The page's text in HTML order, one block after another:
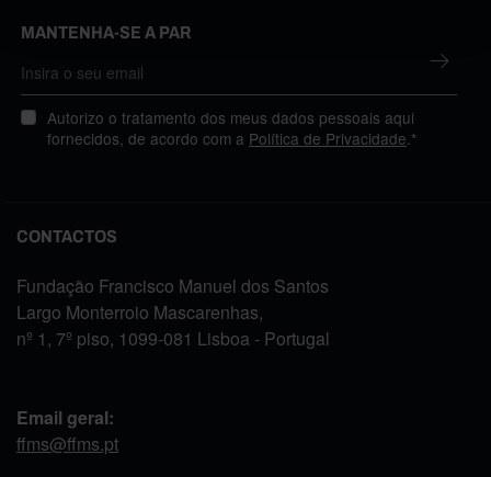
MANTENHA-SE A PAR
Autorizo o tratamento dos meus dados pessoais aqui
fornecidos, de acordo com a Política de Privacidade .*
CONTACTOS
Fundação Francisco Manuel dos Santos
Largo Monterroio Mascarenhas,
nº 1, 7º piso, 1099-081 Lisboa - Portugal
Email geral:
ffms@ffms.pt